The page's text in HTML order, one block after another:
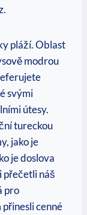
pláží. Oblast
modrou
svými
útesy.
tureckou
jako je
je doslova
přečetli náš
pro
přinesli cenné